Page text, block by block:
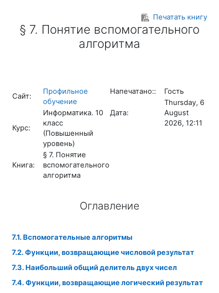
Печатать книгу
§ 7. Понятие вспомогательного
алгоритма
Сайт:
Профильное
обучение
Курс:
Информатика. 10
класс
(Повышенный
уровень)
Книга:
§ 7. Понятие
вспомогательного
алгоритма
Напечатано:: Гость
Дата:
Thursday, 6
August
2026, 12:11
Оглавление
7.1. Вспомогательные алгоритмы
7.2. Функции, возвращающие числовой результат
7.3. Наибольший общий делитель двух чисел
7.4. Функции, возвращающие логический результат